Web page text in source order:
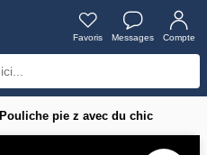
Favoris Messages Compte
Pouliche pie z avec du chic